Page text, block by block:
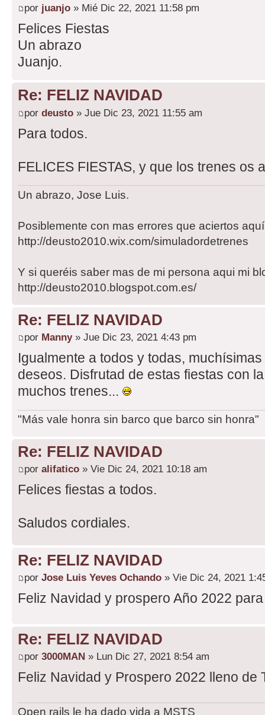
por juanjo » Mié Dic 22, 2021 11:58 pm
Felices Fiestas
Un abrazo
Juanjo.
Re: FELIZ NAVIDAD
por deusto » Jue Dic 23, 2021 11:55 am
Para todos.
FELICES FIESTAS, y que los trenes os
Un abrazo, Jose Luis.
Posiblemente con mas errores que aciertos
http://deusto2010.wix.com/simuladordetrenes
Y si queréis saber mas de mi persona aqui mi
http://deusto2010.blogspot.com.es/
Re: FELIZ NAVIDAD
por Manny» Jue Dic 23, 2021 4:43 pm
Igualmente a todos y todas,
deseos. Disfrutad de estas fiestas con
muchos trenes...
"Más vale honra sin barco que barco sin honra"
Re: FELIZ NAVIDAD
por alifatico » Vie Dic 24, 2021 10:18 am
Felices fiestas a todos.
Saludos cordiales.
Re: FELIZ NAVIDAD
por Jose Luis Yeves Ochando » Vie Dic 24, 2021
Feliz Navidad y prospero Año 2022
Re: FELIZ NAVIDAD
por 3000MAN » Lun Dic 27, 2021 8:54 am
Feliz Navidad y Prospero 2022 lleno de
Open rails le ha dado vida a MSTS